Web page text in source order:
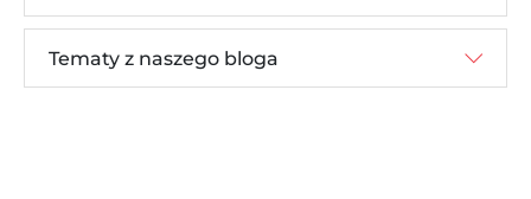
Tematy z naszego bloga